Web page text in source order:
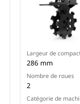
Largeur de
286 mm
Nombre de roues
2
Catégorie de